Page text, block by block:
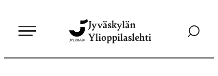
sisältöön
Jyväskylän
Ylioppilaslehti
Siirry